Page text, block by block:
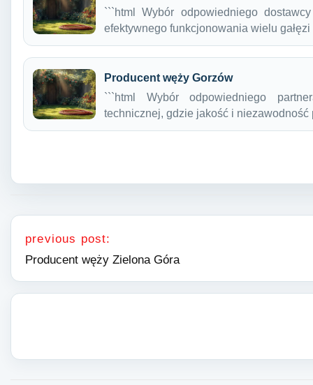
```html Wybór odpowiedniego
efektywnego funkcjonowania wielu
Producent węży Gorzów
```html Wybór odpowiedniego
technicznej, gdzie jakość i
Nawigacja wpisu
previous post:
Producent węży Zielona Góra